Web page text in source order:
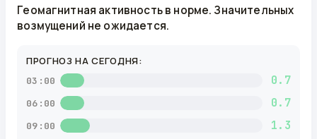
Геомагнитная активность в норме. Значительных
возмущений не ожидается.
ПРОГНОЗ НА СЕГОДНЯ:
03:00 0.7
06:00 0.7
09:00 1.3